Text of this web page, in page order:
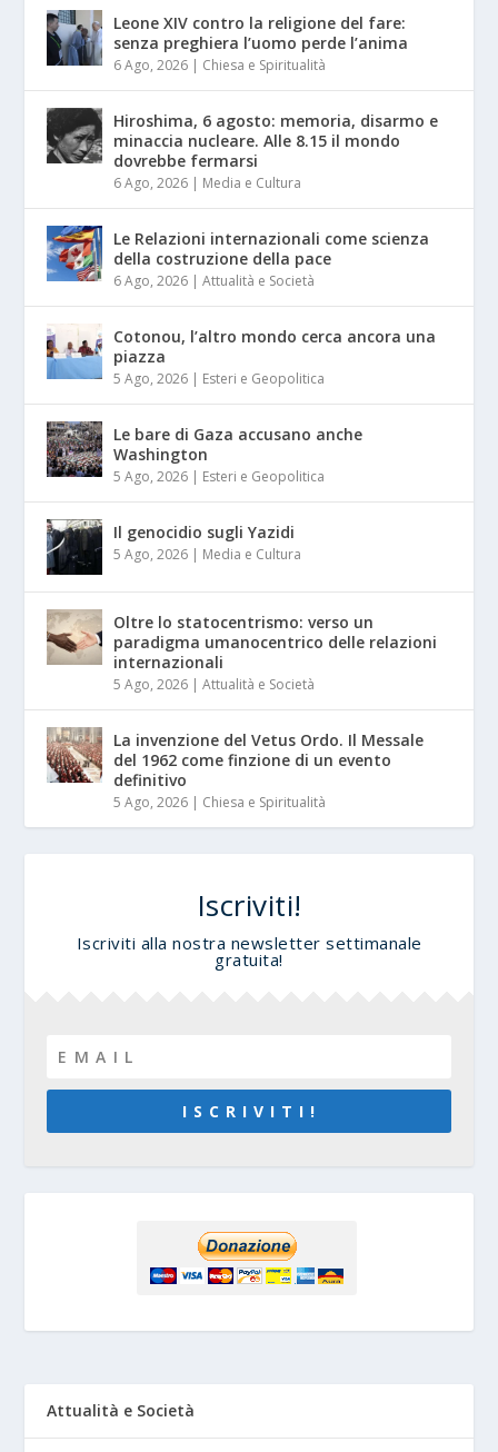
Leone XIV contro la religione del fare:
senza preghiera l’uomo perde l’anima
6 Ago, 2026 | Chiesa e Spiritualità
Hiroshima, 6 agosto: memoria, disarmo e
minaccia nucleare. Alle 8.15 il mondo
dovrebbe fermarsi
6 Ago, 2026 | Media e Cultura
Le Relazioni internazionali come scienza
della costruzione della pace
6 Ago, 2026 |Attualità e Società
Cotonou, l’altro mondo cerca ancora una
piazza
5 Ago, 2026 | Esteri e Geopolitica
Le bare di Gaza accusano anche
Washington
5 Ago, 2026 | Esteri e Geopolitica
Il genocidio sugli Yazidi
5 Ago, 2026 | Media e Cultura
Oltre lo statocentrismo: verso un
paradigma umanocentrico delle relazioni
internazionali
5 Ago, 2026 |Attualità e Società
La invenzione del Vetus Ordo. Il Messale
del 1962 come finzione di un evento
definitivo
5 Ago, 2026 | Chiesa e Spiritualità
Iscriviti!
Iscriviti alla nostra newsletter settimanale
gratuita!
I S C R I V I T I !
Attualità e Società